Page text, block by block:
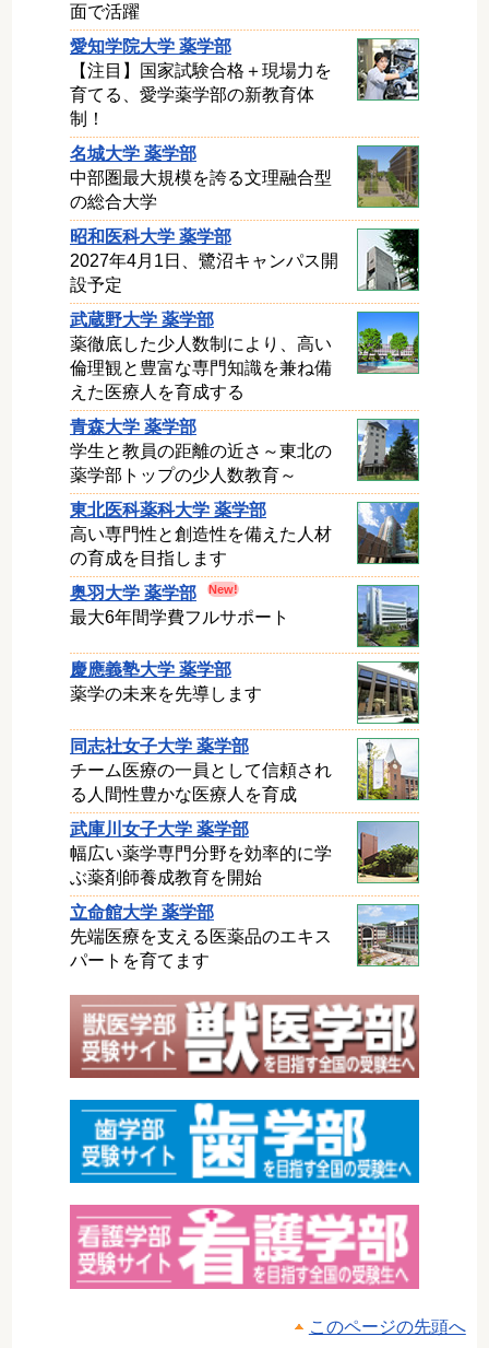
面で活躍
愛知学院大学 薬学部
【注目】国家試験合格＋現場力を
育てる、愛学薬学部の新教育体
制！
名城大学 薬学部
中部圏最大規模を誇る文理融合型
の総合大学
昭和医科大学 薬学部
2027年4月1日、鷺沼キャンパス開
設予定
武蔵野大学 薬学部
薬徹底した少人数制により、高い
倫理観と豊富な専門知識を兼ね備
えた医療人を育成する
青森大学 薬学部
学生と教員の距離の近さ～東北の
薬学部トップの少人数教育～
東北医科薬科大学 薬学部
高い専門性と創造性を備えた人材
の育成を目指します
奥羽大学 薬学部
最大6年間学費フルサポート
慶應義塾大学 薬学部
薬学の未来を先導します
同志社女子大学 薬学部
チーム医療の一員として信頼され
る人間性豊かな医療人を育成
武庫川女子大学 薬学部
幅広い薬学専門分野を効率的に学
ぶ薬剤師養成教育を開始
立命館大学 薬学部
先端医療を支える医薬品のエキス
パートを育てます
このページの先頭へ